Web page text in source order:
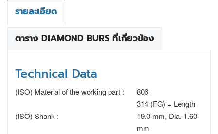
รายละเอียด
ตาราง DIAMOND BURS ที่เกี่ยวข้อง
Technical Data
(ISO) Material of the working part : 806
(ISO) Shank :
314 (FG) = Length
19.0 mm, Dia. 1.60
mm